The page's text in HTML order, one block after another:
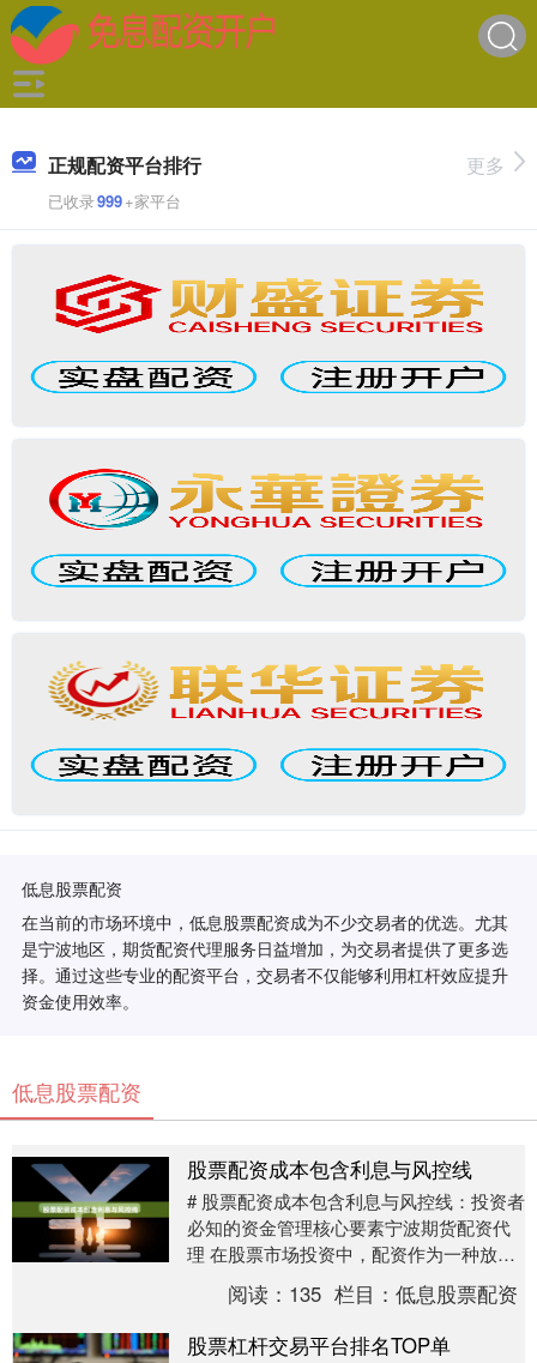
正规配资平台排行
已收录999+家平台
更多
低息股票配资
在当前的市场环境中，低息股票配资成为不少交易者的优选。尤其
是宁波地区，期货配资代理服务日益增加，为交易者提供了更多选
择。通过这些专业的配资平台，交易者不仅能够利用杠杆效应提升
资金使用效率。
低息股票配资
股票配资成本包含利息与风控线
# 股票配资成本包含利息与风控线：投资者
必知的资金管理核心要素宁波期货配资代
理 在股票市场投资中，配资作为一种放大
资金杠杆的方式，越来越受到投资者的关
注。然而，....
阅读： 135 栏目：低息股票配资
股票杠杆交易平台排名TOP单